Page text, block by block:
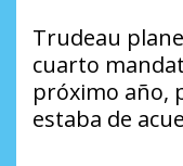
Trudeau
cuarto
próximo año,
estaba de